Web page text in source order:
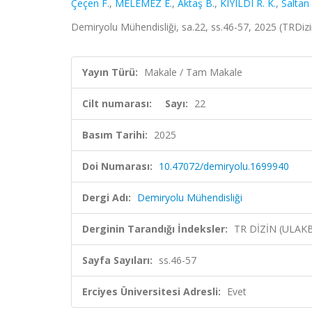
Çeçen F., MELEMEZ E., Aktaş B., KIYILDI R. K., Saltan
Demiryolu Mühendisliği, sa.22, ss.46-57, 2025
Yayın Türü: Makale / Tam Makale
Cilt numarası: Sayı: 22
Basım Tarihi: 2025
Doi Numarası: 10.47072/demiryolu.1699940
Dergi Adı: Demiryolu Mühendisliği
Derginin Tarandığı İndeksler: TR DİZİN
Sayfa Sayıları: ss.46-57
Erciyes Üniversitesi Adresli: Evet